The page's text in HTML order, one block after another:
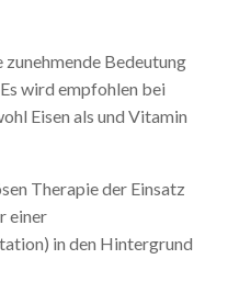
zunehmende Bedeutung
wird empfohlen bei
Eisen als und Vitamin
Therapie der Einsatz
einer
in den Hintergrund